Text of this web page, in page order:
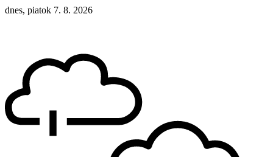
dnes, piatok 7. 8. 2026